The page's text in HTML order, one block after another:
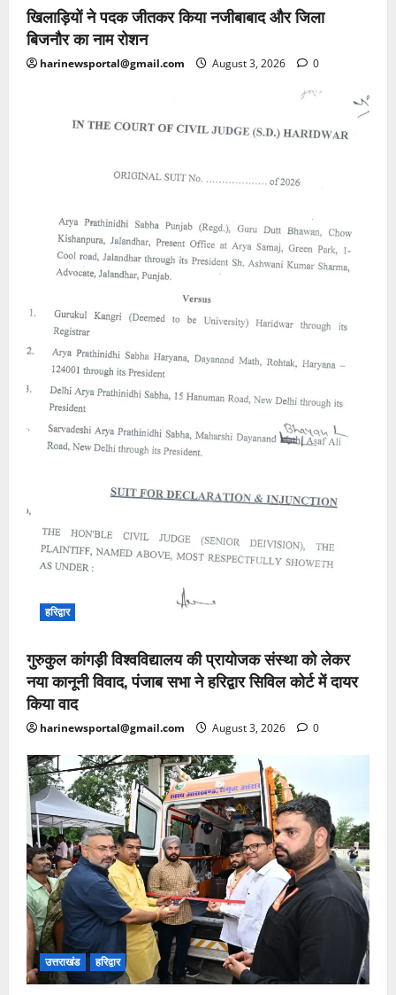
खिलाड़ियों ने पदक जीतकर किया नजीबाबाद और जिला
बिजनौर का नाम रोशन
harinewsportal@gmail.com August 3, 2026 0
हरिद्वार
गुरुकुल कांगड़ी विश्वविद्यालय की प्रायोजक संस्था को लेकर
नया कानूनी विवाद, पंजाब सभा ने हरिद्वार सिविल कोर्ट में दायर
किया वाद
harinewsportal@gmail.com August 3, 2026 0
उत्तराखंड हरिद्वार